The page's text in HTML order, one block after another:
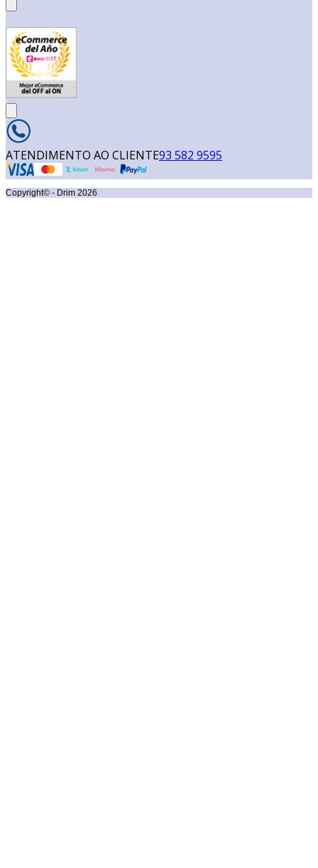
ATENDIMENTO AO CLIENTE93 582 9595
Copyright© - Drim 2026